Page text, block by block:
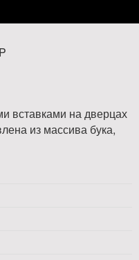
вставками на дверцах
из массива бука,